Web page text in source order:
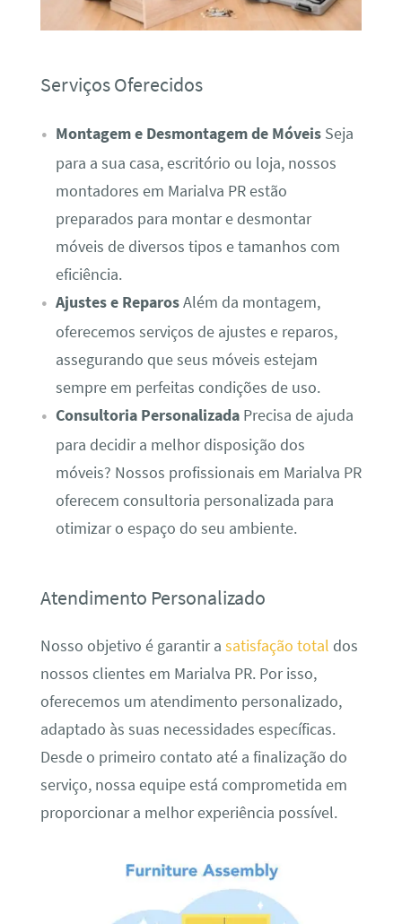
Serviços Oferecidos
Montagem e Desmontagem de MóveisSeja
para a sua casa, escritório ou loja, nossos
montadores em Marialva PR estão
preparados para montar e desmontar
móveis de diversos tipos e tamanhos com
eficiência.
Ajustes e ReparosAlém da montagem,
oferecemos serviços de ajustes e reparos,
assegurando que seus móveis estejam
sempre em perfeitas condições de uso.
Consultoria PersonalizadaPrecisa de ajuda
para decidir a melhor disposição dos
móveis? Nossos profissionais em Marialva PR
oferecem consultoria personalizada para
otimizar o espaço do seu ambiente.
Atendimento Personalizado
Nosso objetivo é garantir a satisfação total dos
nossos clientes em Marialva PR. Por isso,
oferecemos um atendimento personalizado,
adaptado às suas necessidades específicas.
Desde o primeiro contato até a finalização do
serviço, nossa equipe está comprometida em
proporcionar a melhor experiência possível.